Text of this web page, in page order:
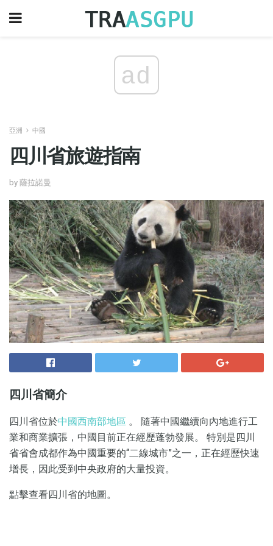
ad
亞洲 中國
四川省旅遊指南
by 薩拉諾曼
四川省簡介
四川省位於中國西南部地區 。 隨著中國繼續向內地進行工
業和商業擴張，中國目前正在經歷蓬勃發展。 特別是四川
省省會成都作為中國重要的“二線城市”之一，正在經歷快速
增長，因此受到中央政府的大量投資。
點擊查看四川省的地圖。